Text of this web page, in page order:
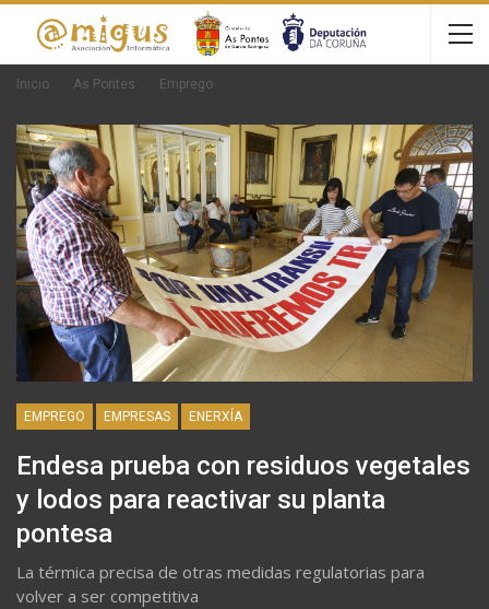
Inicio As Pontes Emprego
EMPREGO EMPRESAS ENERXÍA
Endesa prueba con residuos vegetales
y lodos para reactivar su planta
pontesa
La térmica precisa de otras medidas regulatorias para
volver a ser competitiva